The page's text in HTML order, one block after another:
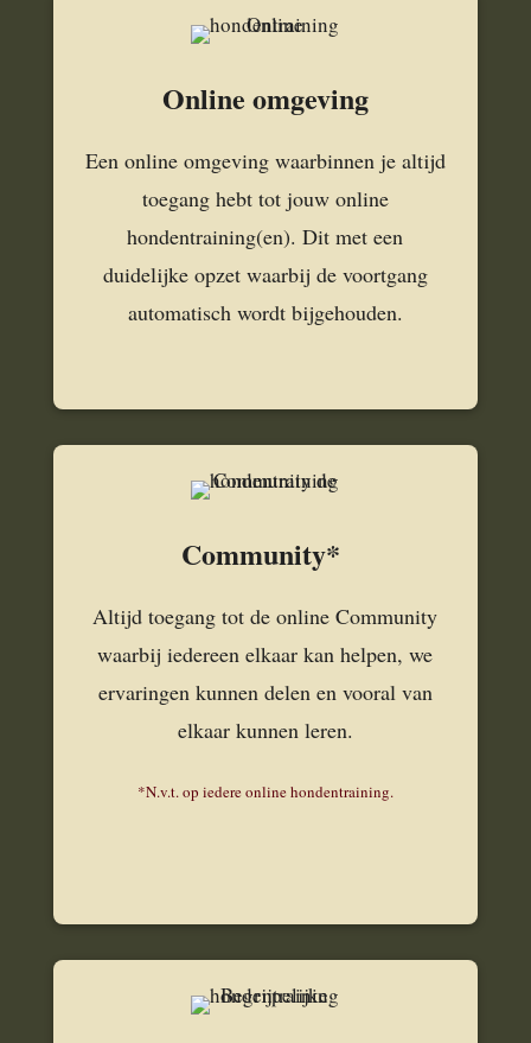
Online omgeving
Een online omgeving waarbinnen je altijd
toegang hebt tot jouw online
hondentraining(en). Dit met een
duidelijke opzet waarbij de voortgang
automatisch wordt bijgehouden.
Community*
Altijd toegang tot de online Community
waarbij iedereen elkaar kan helpen, we
ervaringen kunnen delen en vooral van
elkaar kunnen leren.
*N.v.t. op iedere online hondentraining.